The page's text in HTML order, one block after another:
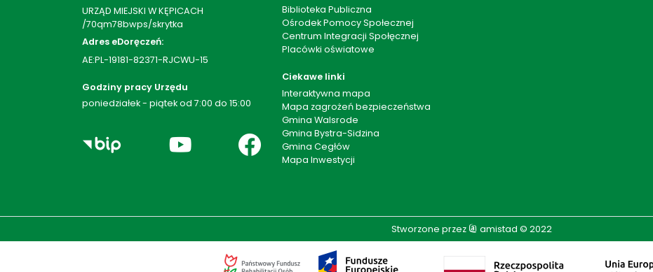
URZĄD MIEJSKI W KĘPICACH
/70qm78bwps/skrytka
Adres eDoręczeń:
AE:PL-19181-82371-RJCWU-15
Godziny pracy Urzędu
poniedziałek - piątek od 7:00 do 15:00
Biblioteka Publiczna
Ośrodek Pomocy Społecznej
Centrum Integracji Społęcznej
Placówki oświatowe
Ciekawe linki
Interaktywna mapa
Mapa zagrożeń bezpieczeństwa
Gmina Walsrode
Gmina Bystra-Sidzina
Gmina Cegłów
Mapa Inwestycji
Stworzone przez amistad © 2022